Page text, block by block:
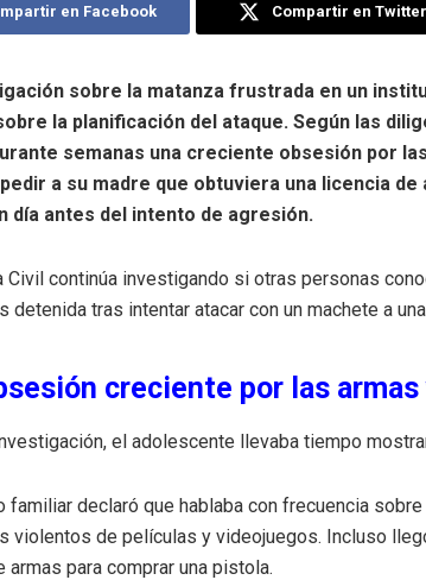
en Facebook Compartir en Twitter
sobre la matanza frustrada en un
la planificación del ataque. Según las
semanas una creciente obsesión por
a su madre que obtuviera una licencia
día antes del intento de agresión.
Civil continúa investigando si otras personas
detenida tras intentar atacar con un machete a
creciente por las
el adolescente llevaba tiempo
familiar declaró que hablaba con frecuencia
violentos de películas y videojuegos. Incluso
armas para comprar una pistola.